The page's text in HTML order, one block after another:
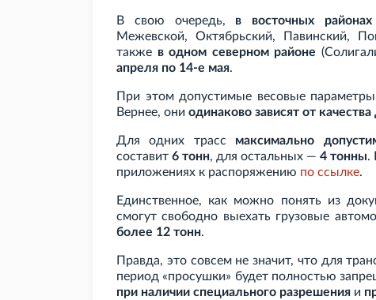
В свою очередь, в восточных районах
Межевской, Октябрьский, Павинский,
также в одном северном районе
апреля по 14-е мая.
При этом допустимые весовые
Вернее, они одинаково зависят от качества
Для одних трасс максимально
составит 6 тонн, для остальных — 4 тонны.
приложениях к распоряжению по ссылке.
Единственное, как можно понять из
смогут свободно выехать грузовые
более 12 тонн.
Правда, это совсем не значит, что для
период «просушки» будет полностью
при наличии специального разрешения и